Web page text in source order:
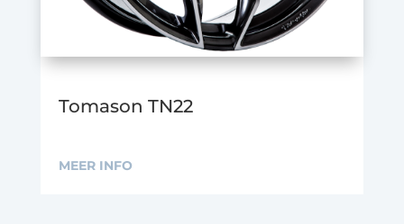
Tomason TN22
MEER INFO